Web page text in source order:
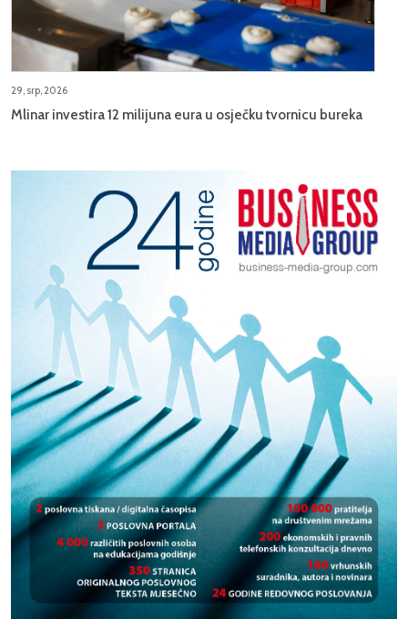
29, srp, 2026
Mlinar investira 12 milijuna eura u osječku tvornicu bureka